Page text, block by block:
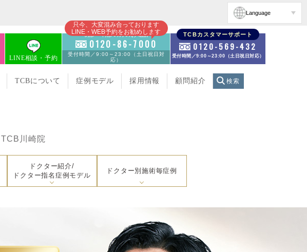
Language
LINE相談・予約
只今、大変混み合っております
LINE・WEB予約をお勧めします
初診・再診の方のお電話
0120-86-7000
受付時間／9:00～23:00（土日祝日対
応）
TCBカスタマーサポート
0120-569-432
受付時間／9:00～23:00（土日祝日対応）
TCBについて 症例モデル 採用情報 顧問紹介 検索
TCB川崎院
ドクター紹介/
ドクター指名症例モデル
ドクター別施術毎症例